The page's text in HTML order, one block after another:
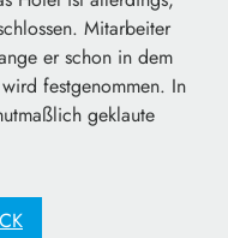
Mitarbeiter
er schon in dem
festgenommen. In
geklaute